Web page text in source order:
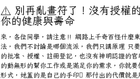
⚠️ 別再亂畫符了！沒有授權
你的健康與壽命
來，各位同學，請注意‼️ 網路上千奇百怪什麼
法，我們不討論是哪個流派，我們只講原理 只
的批准、授權、註冊登記，也沒有神明認證的
的動無形的幫你工作或是滿足你的需求，你就
形式，她蓋的是自己的手印🫆 那付出的代價就